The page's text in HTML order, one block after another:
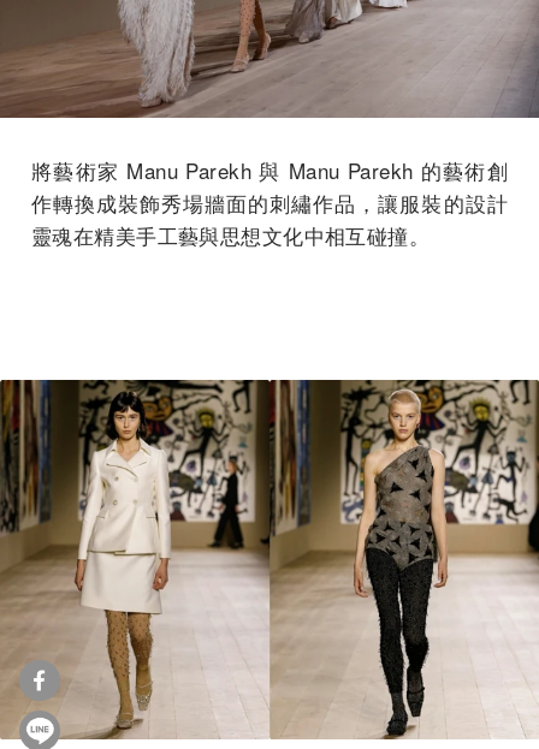
將藝術家 Manu Parekh 與 Manu Parekh 的藝術創
作轉換成裝飾秀場牆面的刺繡作品，讓服裝的設計
靈魂在精美手工藝與思想文化中相互碰撞。